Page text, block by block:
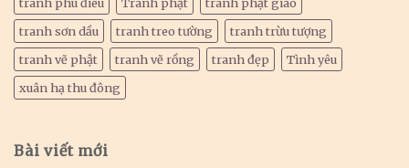
tranh sơn dầu
tranh treo tường
tranh trừu tượng
tranh vẽ phật
tranh vẽ rồng tranh đẹp
Tình yêu
xuân hạ thu đông
Bài viết mới